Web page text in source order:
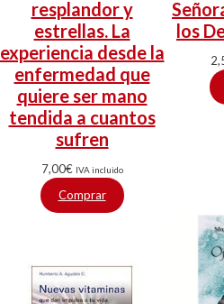
resplandor y
estrellas. La
experiencia desde la
enfermedad que
quiere ser mano
tendida a cuantos
sufren
7,00€ IVA incluido
Comprar
los